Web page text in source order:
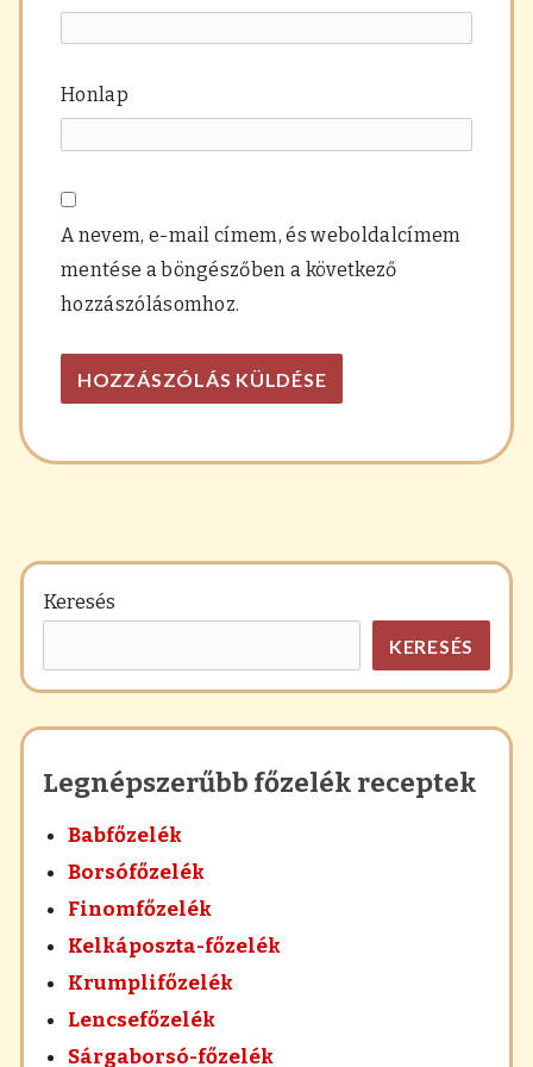
Honlap
A nevem, e-mail címem, és weboldalcímem
mentése a böngészőben a következő
hozzászólásomhoz.
Keresés
KERESÉS
Legnépszerűbb főzelék receptek
Babfőzelék
Borsófőzelék
Finomfőzelék
Kelkáposzta-főzelék
Krumplifőzelék
Lencsefőzelék
Sárgaborsó-főzelék